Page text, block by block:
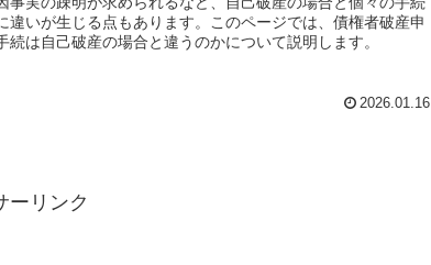
違いが生じる点もあります。このページでは、債権者破産申
続は自己破産の場合と違うのかについて説明します。
2026.01.16
ーリンク